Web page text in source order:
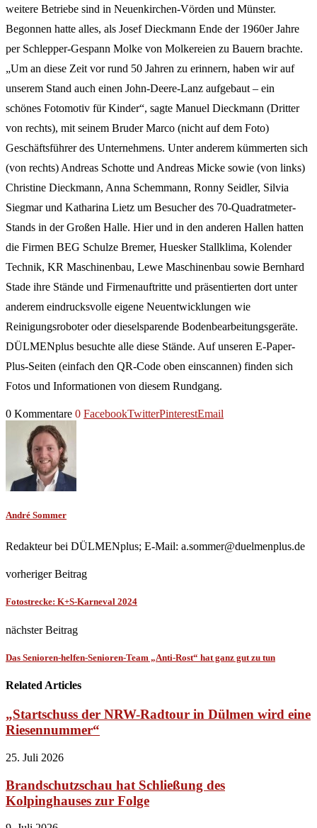
weitere Betriebe sind in Neuenkirchen-Vörden und Münster.
Begonnen hatte alles, als Josef Dieckmann Ende der 1960er Jahre
per Schlepper-Gespann Molke von Molkereien zu Bauern brachte.
„Um an diese Zeit vor rund 50 Jahren zu erinnern, haben wir auf
unserem Stand auch einen John-Deere-Lanz aufgebaut – ein
schönes Fotomotiv für Kinder“, sagte Manuel Dieckmann (Dritter
von rechts), mit seinem Bruder Marco (nicht auf dem Foto)
Geschäftsführer des Unternehmens. Unter anderem kümmerten sich
(von rechts) Andreas Schotte und Andreas Micke sowie (von links)
Christine Dieckmann, Anna Schemmann, Ronny Seidler, Silvia
Siegmar und Katharina Lietz um Besucher des 70-Quadratmeter-
Stands in der Großen Halle. Hier und in den anderen Hallen hatten
die Firmen BEG Schulze Bremer, Huesker Stallklima, Kolender
Technik, KR Maschinenbau, Lewe Maschinenbau sowie Bernhard
Stade ihre Stände und Firmenauftritte und präsentierten dort unter
anderem eindrucksvolle eigene Neuentwicklungen wie
Reinigungsroboter oder dieselsparende Bodenbearbeitungsgeräte.
DÜLMENplus besuchte alle diese Stände. Auf unseren E-Paper-
Plus-Seiten (einfach den QR-Code oben einscannen) finden sich
Fotos und Informationen von diesem Rundgang.
0 Kommentare 0 FacebookTwitterPinterestEmail
André Sommer
Redakteur bei DÜLMENplus; E-Mail: a.sommer@duelmenplus.de
vorheriger Beitrag
Fotostrecke: K+S-Karneval 2024
nächster Beitrag
Das Senioren-helfen-Senioren-Team „Anti-Rost“ hat ganz gut zu tun
Related Articles
„Startschuss der NRW-Radtour in Dülmen wird eine
Riesennummer“
25. Juli 2026
Brandschutzschau hat Schließung des
Kolpinghauses zur Folge